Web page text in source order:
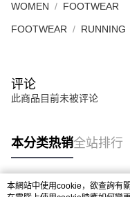
WOMEN FOOTWEAR
FOOTWEAR RUNNING
评论
此商品目前未被评论
本分类热销全站排行
本網站中使用cookie，欲查詢有